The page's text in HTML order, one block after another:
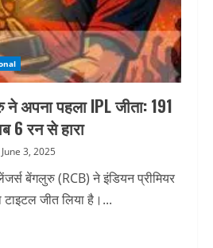
अपना पहला IPL जीता: 191
6 रन से हारा
June 3, 2025
बेंगलुरु (RCB) ने इंडियन प्रीमियर
जीत लिया है।...